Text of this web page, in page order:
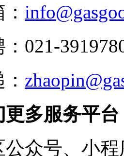
021-
更多服务平台
众号、小